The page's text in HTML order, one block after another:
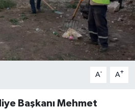
A- A+
Başkanı Mehmet